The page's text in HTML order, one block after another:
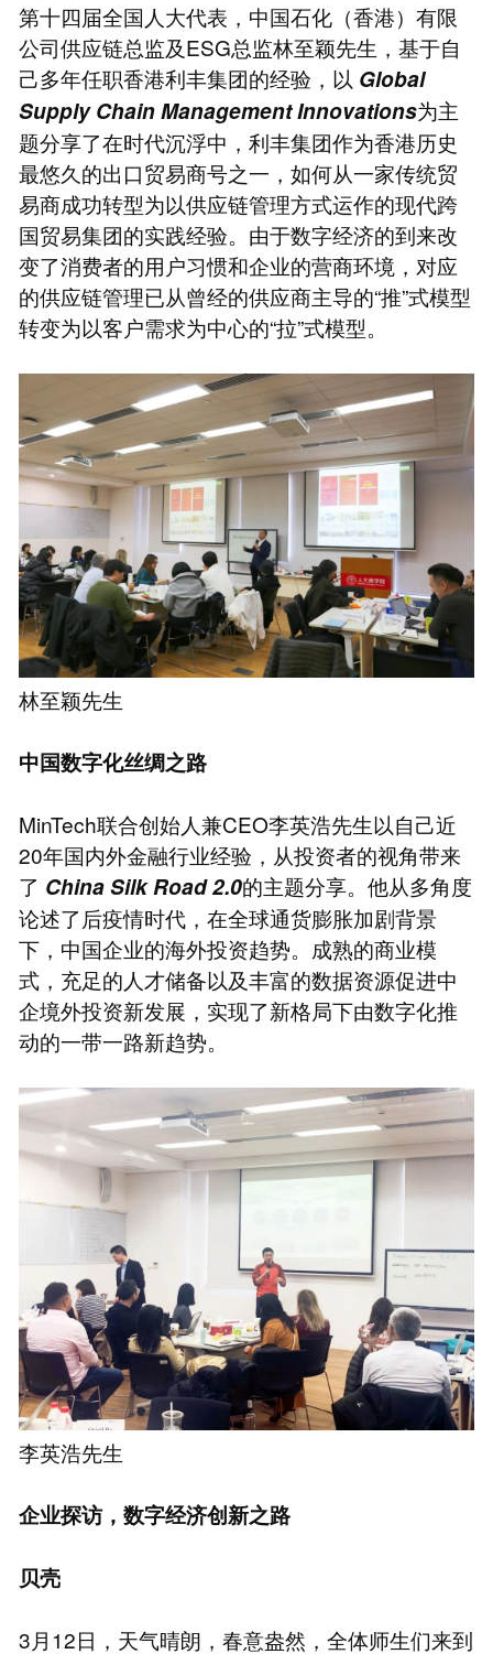
第十四届全国人大代表，中国石化（香港）有限
公司供应链总监及ESG总监林至颖先生，基于自
己多年任职香港利丰集团的经验，以 Global
Supply Chain Management Innovations为主
题分享了在时代沉浮中，利丰集团作为香港历史
最悠久的出口贸易商号之一，如何从一家传统贸
易商成功转型为以供应链管理方式运作的现代跨
国贸易集团的实践经验。由于数字经济的到来改
变了消费者的用户习惯和企业的营商环境，对应
的供应链管理已从曾经的供应商主导的“推”式模型
转变为以客户需求为中心的“拉”式模型。
林至颖先生
中国数字化丝绸之路
MinTech联合创始人兼CEO李英浩先生以自己近
20年国内外金融行业经验，从投资者的视角带来
了 China Silk Road 2.0的主题分享。他从多角度
论述了后疫情时代，在全球通货膨胀加剧背景
下，中国企业的海外投资趋势。成熟的商业模
式，充足的人才储备以及丰富的数据资源促进中
企境外投资新发展，实现了新格局下由数字化推
动的一带一路新趋势。
李英浩先生
企业探访，数字经济创新之路
贝壳
3月12日，天气晴朗，春意盎然，全体师生们来到